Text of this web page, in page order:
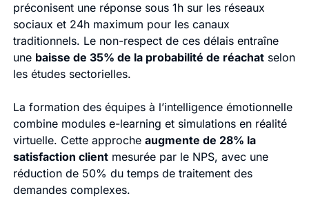
préconisent une réponse sous 1h sur les réseaux
sociaux et 24h maximum pour les canaux
traditionnels. Le non-respect de ces délais entraîne
une baisse de 35% de la probabilité de réachatselon
les études sectorielles.
La formation des équipes à l’intelligence émotionnelle
combine modules e-learning et simulations en réalité
virtuelle. Cette approche augmente de 28% la
satisfaction clientmesurée par le NPS, avec une
réduction de 50% du temps de traitement des
demandes complexes.